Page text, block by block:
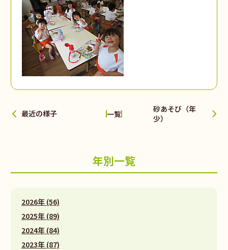
最近の様子 一覧
砂あそび（年
少）
年別一覧
2026年 (56)
2025年 (89)
2024年 (84)
2023年 (87)